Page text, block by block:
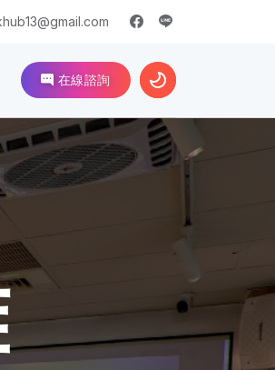
在線諮詢